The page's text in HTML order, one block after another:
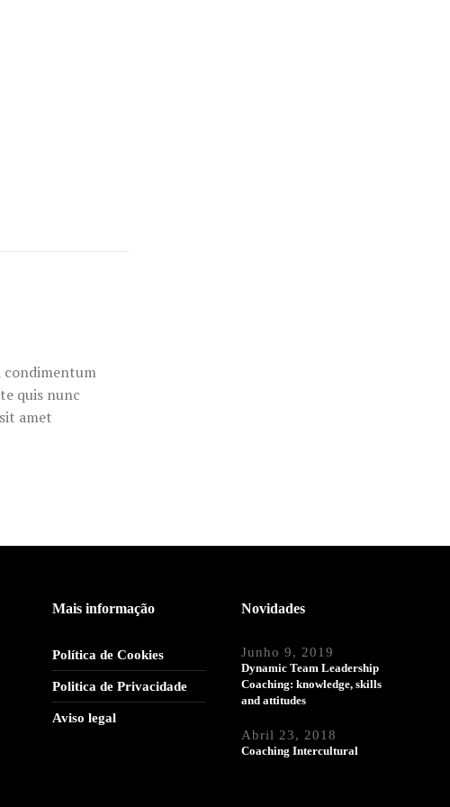
quis nunc
amet
Mais informação
Política de Cookies
Politica de Privacidade
Aviso legal
Novidades
Junho 9, 2019
Dynamic Team Leadership
Coaching: knowledge, skills
and attitudes
Abril 23, 2018
Coaching Intercultural